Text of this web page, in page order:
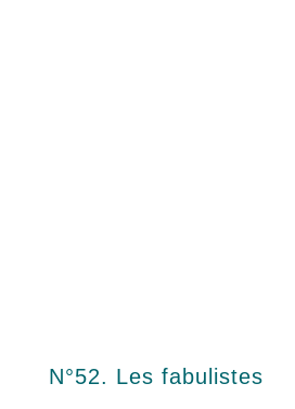
N°52. Les fabulistes